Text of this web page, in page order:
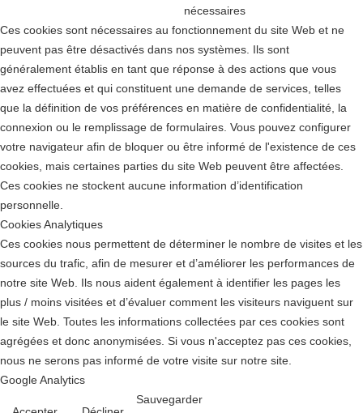
nécessaires
Ces cookies sont nécessaires au fonctionnement du site Web et ne
peuvent pas être désactivés dans nos systèmes. Ils sont
généralement établis en tant que réponse à des actions que vous
avez effectuées et qui constituent une demande de services, telles
que la définition de vos préférences en matière de confidentialité, la
connexion ou le remplissage de formulaires. Vous pouvez configurer
votre navigateur afin de bloquer ou être informé de l'existence de ces
cookies, mais certaines parties du site Web peuvent être affectées.
Ces cookies ne stockent aucune information d’identification
personnelle.
Cookies Analytiques
Ces cookies nous permettent de déterminer le nombre de visites et les
sources du trafic, afin de mesurer et d’améliorer les performances de
notre site Web. Ils nous aident également à identifier les pages les
plus / moins visitées et d’évaluer comment les visiteurs naviguent sur
le site Web. Toutes les informations collectées par ces cookies sont
agrégées et donc anonymisées. Si vous n'acceptez pas ces cookies,
nous ne serons pas informé de votre visite sur notre site.
Google Analytics
Sauvegarder